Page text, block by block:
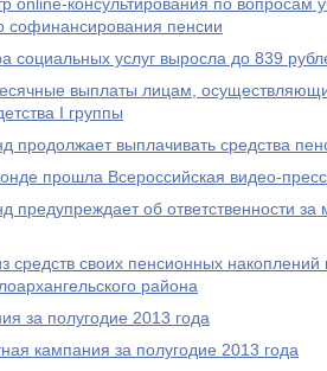
софинансирования пенсии
социальных услуг выросла до 839
выплаты лицам,
I группы
продолжает выплачивать средства
прошла Всероссийская видео-
предупреждает об ответственности
средств своих пенсионных накоплений
района
за полугодие 2013 года
кампания за полугодие 2013 года